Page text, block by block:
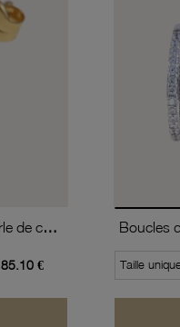
Boucles d'oreille en or jaune, perle de culture
85.10 € Taille